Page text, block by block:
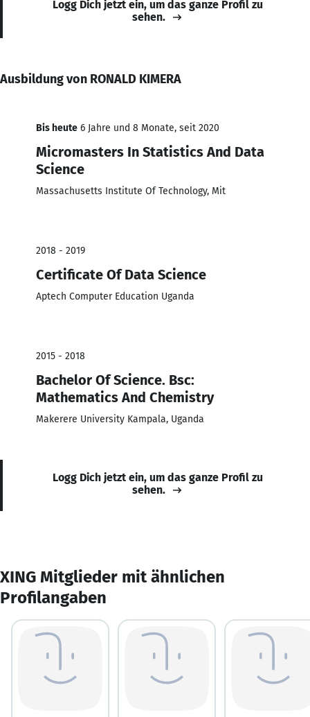
Logg Dich jetzt ein, um das ganze Profil zu
sehen.
Ausbildung von RONALD KIMERA
Bis heute 6 Jahre und 8 Monate, seit 2020
Micromasters In Statistics And Data
Science
Massachusetts Institute Of Technology, Mit
2018 - 2019
Certificate Of Data Science
Aptech Computer Education Uganda
2015 - 2018
Bachelor Of Science. Bsc:
Mathematics And Chemistry
Makerere University Kampala, Uganda
Logg Dich jetzt ein, um das ganze Profil zu
sehen.
XING Mitglieder mit ähnlichen
Profilangaben